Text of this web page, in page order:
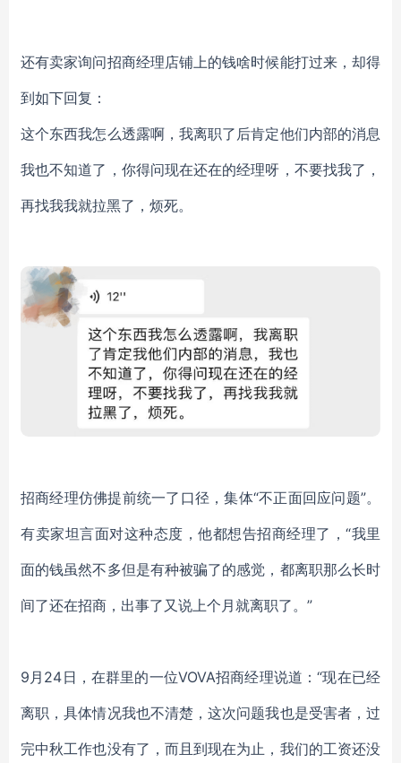
还有卖家询问招商经理店铺上的钱啥时候能打过来，却得
到如下回复：
这个东西我怎么透露啊，我离职了后肯定他们内部的消息
我也不知道了，你得问现在还在的经理呀，不要找我了，
再找我我就拉黑了，烦死。
招商经理仿佛提前统一了口径，集体“不正面回应问题”。
有卖家坦言面对这种态度，他都想告招商经理了，“我里
面的钱虽然不多但是有种被骗了的感觉，都离职那么长时
间了还在招商，出事了又说上个月就离职了。”
9月24日，在群里的一位VOVA招商经理说道：“现在已经
离职，具体情况我也不清楚，这次问题我也是受害者，过
完中秋工作也没有了，而且到现在为止，我们的工资还没